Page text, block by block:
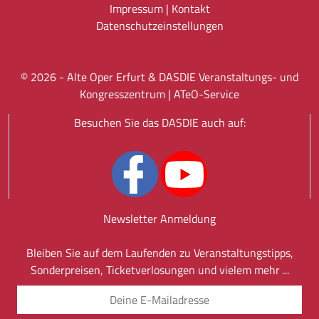
Impressum| Kontakt
Datenschutz­einstellungen
© 2026 - Alte Oper Erfurt & DASDIE Veranstaltungs- und
Kongresszentrum | ATeO-Service
Besuchen Sie das DASDIE auch auf:
Newsletter Anmeldung
Bleiben Sie auf dem Laufenden zu Veranstaltungstipps,
Sonderpreisen, Ticketverlosungen und vielem mehr ...